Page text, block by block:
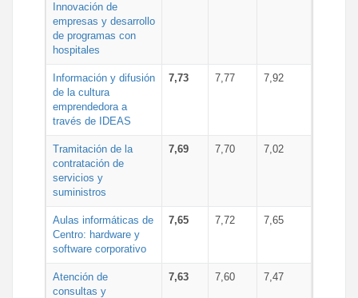
Innovación de
empresas y desarrollo
de programas con
hospitales
Información y difusión
de la cultura
emprendedora a
través de IDEAS
7,73 7,77 7,92
Tramitación de la
contratación de
servicios y
suministros
7,69 7,70 7,02
Aulas informáticas de
Centro: hardware y
software corporativo
7,65 7,72 7,65
Atención de
consultas y
7,63 7,60 7,47